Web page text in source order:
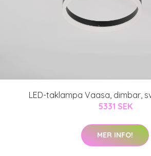
LED-taklampa Vaasa, dimbar,
5331 SEK
MER INFO!